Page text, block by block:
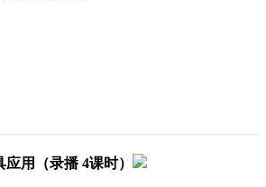
用（录播 4课时）